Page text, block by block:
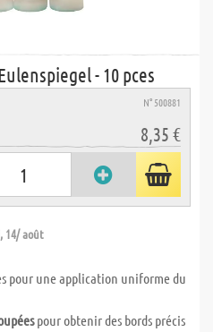
- 10 pces
N° 500881
8,35 €
14/ août
pour une application uniforme du
pour obtenir des bords précis